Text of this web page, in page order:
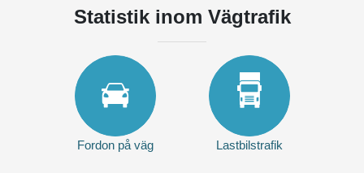
Statistik inom Vägtrafik
Fordon på väg Lastbilstrafik